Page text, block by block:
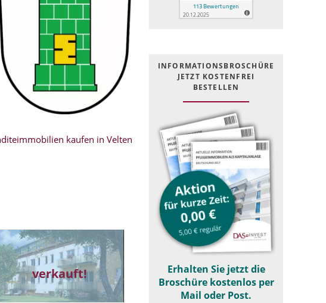
kaufen in Velten
verkauft!
INFOR­MATIONS­BROSCHÜRE
JETZT KOSTEN­FREI
BESTELLEN
Erhalten Sie jetzt die
Broschüre kostenlos per
Mail oder Post.